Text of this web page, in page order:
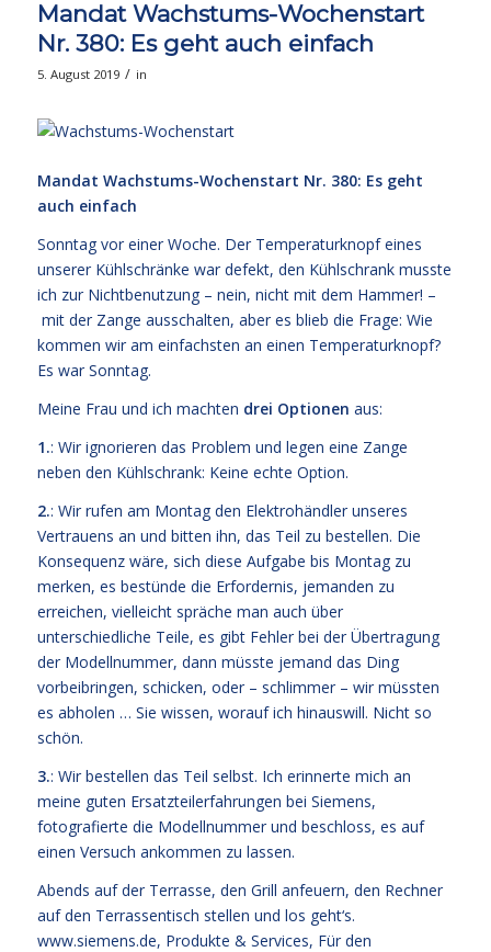
Mandat Wachstums-Wochenstart
Nr. 380: Es geht auch einfach
5. August 2019 / in
Mandat Wachstums-Wochenstart Nr. 380: Es geht
auch einfach
Sonntag vor einer Woche. Der Temperaturknopf eines
unserer Kühlschränke war defekt, den Kühlschrank musste
ich zur Nichtbenutzung – nein, nicht mit dem Hammer! –
mit der Zange ausschalten, aber es blieb die Frage: Wie
kommen wir am einfachsten an einen Temperaturknopf?
Es war Sonntag.
Meine Frau und ich machten drei Optionen aus:
1.: Wir ignorieren das Problem und legen eine Zange
neben den Kühlschrank: Keine echte Option.
2.: Wir rufen am Montag den Elektrohändler unseres
Vertrauens an und bitten ihn, das Teil zu bestellen. Die
Konsequenz wäre, sich diese Aufgabe bis Montag zu
merken, es bestünde die Erfordernis, jemanden zu
erreichen, vielleicht spräche man auch über
unterschiedliche Teile, es gibt Fehler bei der Übertragung
der Modellnummer, dann müsste jemand das Ding
vorbeibringen, schicken, oder – schlimmer – wir müssten
es abholen … Sie wissen, worauf ich hinauswill. Nicht so
schön.
3.: Wir bestellen das Teil selbst. Ich erinnerte mich an
meine guten Ersatzteilerfahrungen bei Siemens,
fotografierte die Modellnummer und beschloss, es auf
einen Versuch ankommen zu lassen.
Abends auf der Terrasse, den Grill anfeuern, den Rechner
auf den Terrassentisch stellen und los geht‘s.
www.siemens.de, Produkte & Services, Für den